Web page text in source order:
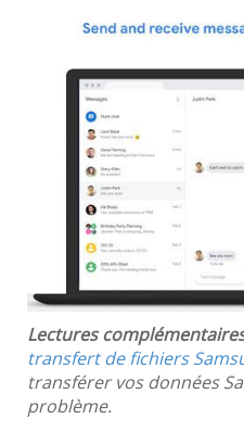
Lectures
transfert de fichiers
transférer vos données
problème.